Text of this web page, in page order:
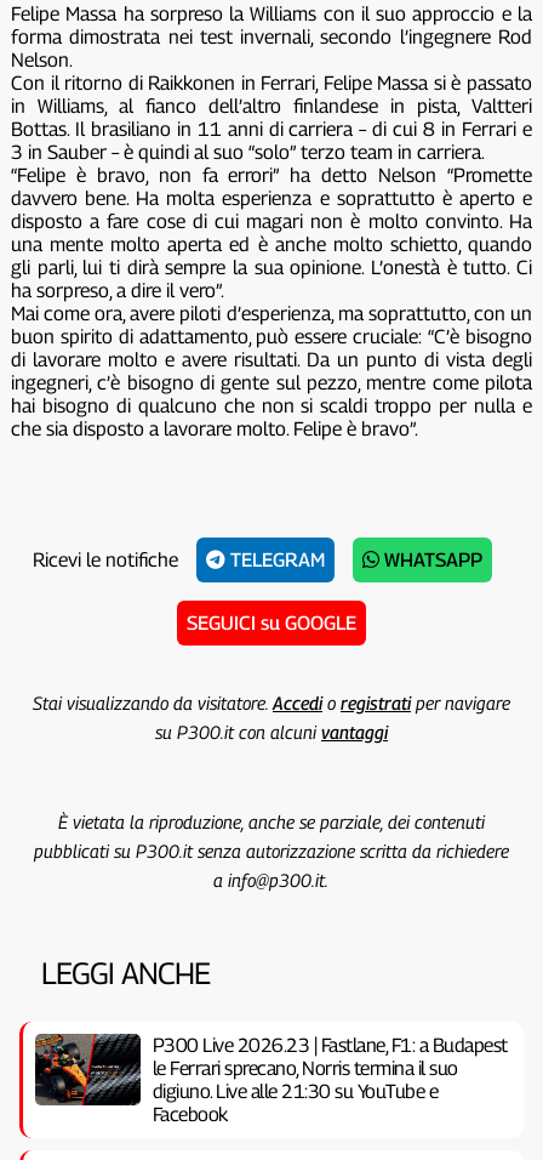
Felipe Massa ha sorpreso la Williams con il suo approccio e la
forma dimostrata nei test invernali, secondo l’ingegnere Rod
Nelson.
Con il ritorno di Raikkonen in Ferrari, Felipe Massa si è passato
in Williams, al fianco dell’altro finlandese in pista, Valtteri
Bottas. Il brasiliano in 11 anni di carriera – di cui 8 in Ferrari e
3 in Sauber – è quindi al suo “solo” terzo team in carriera.
“Felipe è bravo, non fa errori” ha detto Nelson “Promette
davvero bene. Ha molta esperienza e soprattutto è aperto e
disposto a fare cose di cui magari non è molto convinto. Ha
una mente molto aperta ed è anche molto schietto, quando
gli parli, lui ti dirà sempre la sua opinione. L’onestà è tutto. Ci
ha sorpreso, a dire il vero”.
Mai come ora, avere piloti d’esperienza, ma soprattutto, con un
buon spirito di adattamento, può essere cruciale: “C’è bisogno
di lavorare molto e avere risultati. Da un punto di vista degli
ingegneri, c’è bisogno di gente sul pezzo, mentre come pilota
hai bisogno di qualcuno che non si scaldi troppo per nulla e
che sia disposto a lavorare molto. Felipe è bravo”.
Ricevi le notifiche TELEGRAM WHATSAPP
SEGUICI su GOOGLE
Stai visualizzando da visitatore. Accedio registratiper navigare
su P300.it con alcunivantaggi
È vietata la riproduzione, anche se parziale, dei contenuti
pubblicati su P300.it senza autorizzazione scritta da richiedere
a info@p300.it.
LEGGI ANCHE
P300 Live 2026.23 | Fastlane, F1: a Budapest
le Ferrari sprecano, Norris termina il suo
digiuno. Live alle 21:30 su YouTube e
Facebook